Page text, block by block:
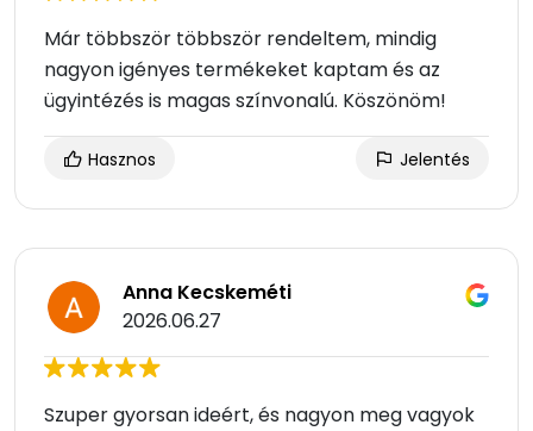
Már többször többször rendeltem, mindig
nagyon igényes termékeket kaptam és az
ügyintézés is magas színvonalú. Köszönöm!
Hasznos Jelentés
Anna Kecskeméti
2026.06.27
Szuper gyorsan ideért, és nagyon meg vagyok